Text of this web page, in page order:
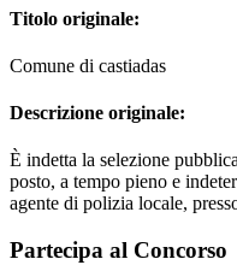
Titolo originale:
Comune di castiadas
Descrizione originale:
È indetta la selezione
posto, a tempo pieno e
agente di polizia locale,
Partecipa al Concorso